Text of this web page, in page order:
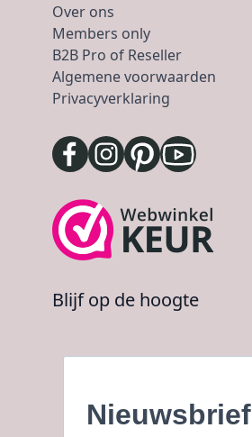
Over ons
Members only
B2B Pro of Reseller
Algemene voorwaarden
Privacyverklaring
Blijf op de hoogte
Nieuwsbrief